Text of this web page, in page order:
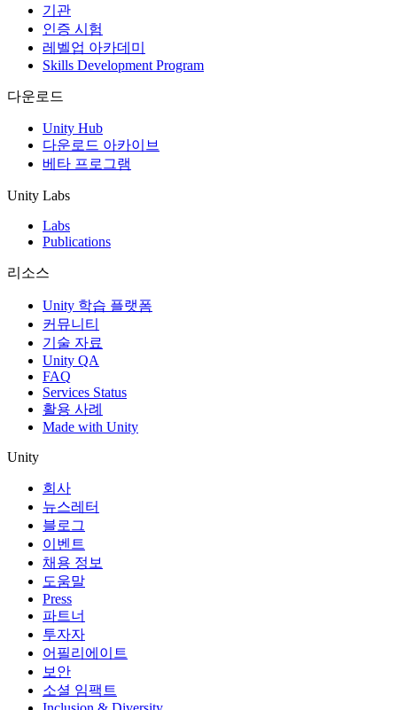
기관
인증 시험
레벨업 아카데미
Skills Development Program
다운로드
Unity Hub
다운로드 아카이브
베타 프로그램
Unity Labs
Labs
Publications
리소스
Unity 학습 플랫폼
커뮤니티
기술 자료
Unity QA
FAQ
Services Status
활용 사례
Made with Unity
Unity
회사
뉴스레터
블로그
이벤트
채용 정보
도움말
Press
파트너
투자자
어필리에이트
보안
소셜 임팩트